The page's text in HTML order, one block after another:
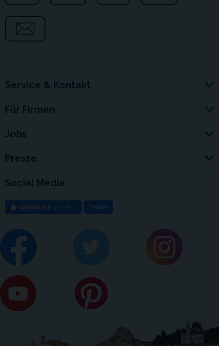
Service & Kontakt
Für Firmen
Jobs
Presse
Social Media